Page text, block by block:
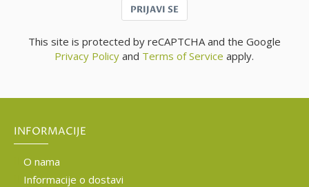
PRIJAVI SE
This site is protected by reCAPTCHA and the Google
Privacy Policy and Terms of Service apply.
INFORMACIJE
O nama
Informacije o dostavi